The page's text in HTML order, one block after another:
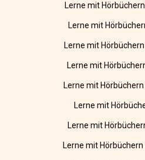
Lerne mit
Lerne mit
Lerne mit
Lerne mit
Lerne mit
Lerne mit
Lerne mit
Lerne mit